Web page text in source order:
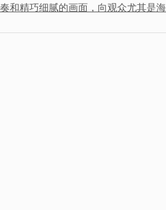
和精巧细腻的画面，向观众尤其是